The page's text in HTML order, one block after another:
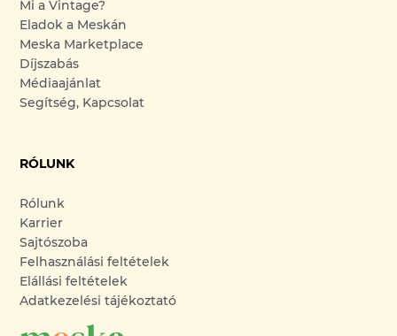
Mi a Vintage?
Eladok a Meskán
Meska Marketplace
Díjszabás
Médiaajánlat
Segítség, Kapcsolat
RÓLUNK
Rólunk
Karrier
Sajtószoba
Felhasználási feltételek
Elállási feltételek
Adatkezelési tájékoztató